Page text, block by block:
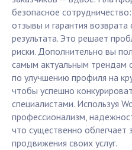
безопасное
отзывы и гарантия
результата. Это решает
риски. Дополнительно вы
самым актуальным трендам
по улучшению профиля на
чтобы успешно
специалистами. Используя
профессионализм,
что существенно облегчает
продвижения своих услуг.